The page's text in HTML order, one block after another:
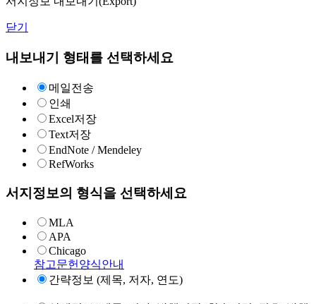
닫기
내보내기 형태를 선택하세요
메일전송
인쇄
Excel저장
Text저장
EndNote / Mendeley
RefWorks
서지정보의 형식을 선택하세요
MLA
APA
Chicago
참고문헌양식안내
간략정보 (제목, 저자, 연도)